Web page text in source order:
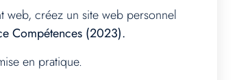
web, créez un site web personnel
Compétences (2023).
en pratique.